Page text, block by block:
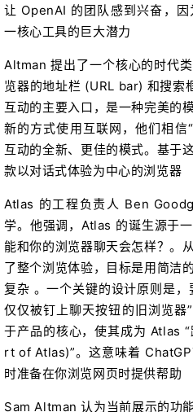
让 OpenAI 的团队感到兴奋，
一核心工具的巨大潜力
Altman 提出了一个核心的时代
览器的地址栏 (URL bar) 和搜
互动的主要入口，是一种完美的
新的方式使用互联网，他们相信
互动的全新、更佳的模式。基于
款以对话式体验为中心的浏览器
Atlas 的工程负责人 Ben
学。他强调，Atlas 的诞生源于
能和你的浏览器聊天会怎样？。
了整个浏览体验，目标是用简洁
复杂 。一个关键的设计原则是
仅仅被钉上聊天按钮的旧浏览器
于产品的核心，使其成为 Atlas
rt of Atlas)”。这意味着
时准备在你浏览网页时提供帮助
Sam Altman 认为当前展示的功